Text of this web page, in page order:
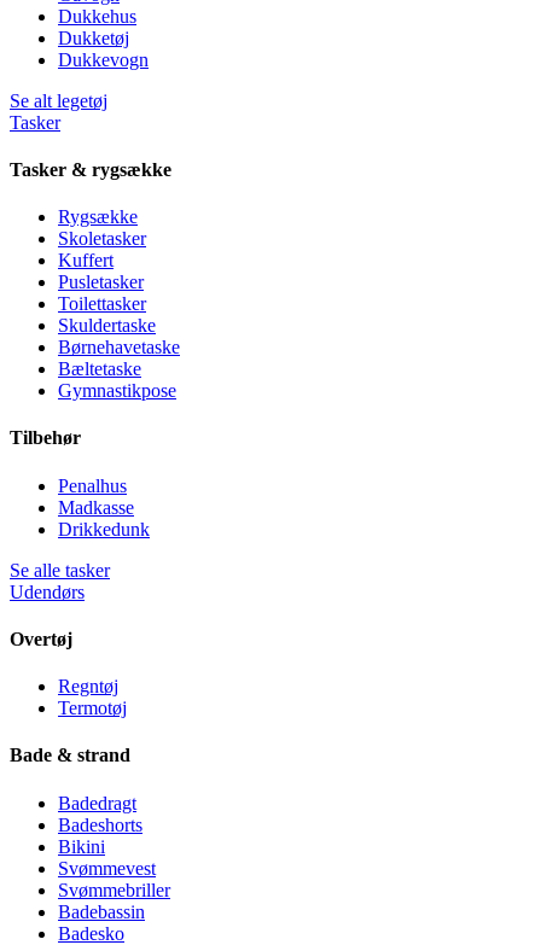
Dukkehus
Dukketøj
Dukkevogn
Se alt legetøj
Tasker
Tasker & rygsække
Rygsække
Skoletasker
Kuffert
Pusletasker
Toilettasker
Skuldertaske
Børnehavetaske
Bæltetaske
Gymnastikpose
Tilbehør
Penalhus
Madkasse
Drikkedunk
Se alle tasker
Udendørs
Overtøj
Regntøj
Termotøj
Bade & strand
Badedragt
Badeshorts
Bikini
Svømmevest
Svømmebriller
Badebassin
Badesko